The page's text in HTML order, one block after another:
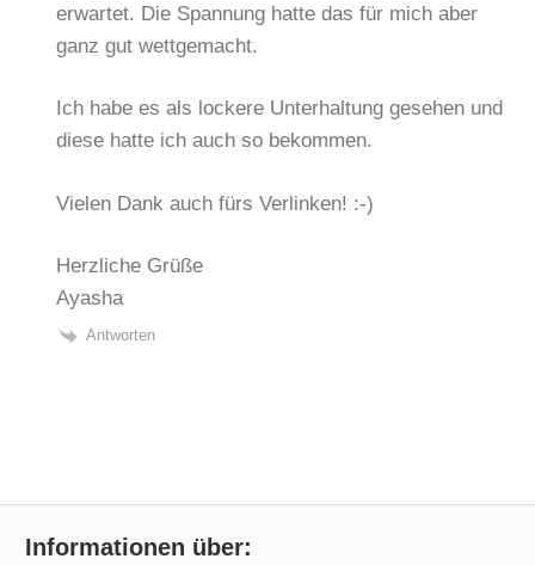
erwartet. Die Spannung hatte das für mich aber
ganz gut wettgemacht.
Ich habe es als lockere Unterhaltung gesehen und
diese hatte ich auch so bekommen.
Vielen Dank auch fürs Verlinken! :-)
Herzliche Grüße
Ayasha
Antworten
Informationen über: